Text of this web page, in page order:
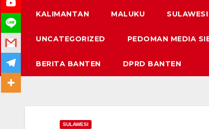
KALIMANTAN MALUKU SULAWESI
UNCATEGORIZED PEDOMAN MEDIA
BERITA BANTEN DPRD BANTEN
SULAWESI